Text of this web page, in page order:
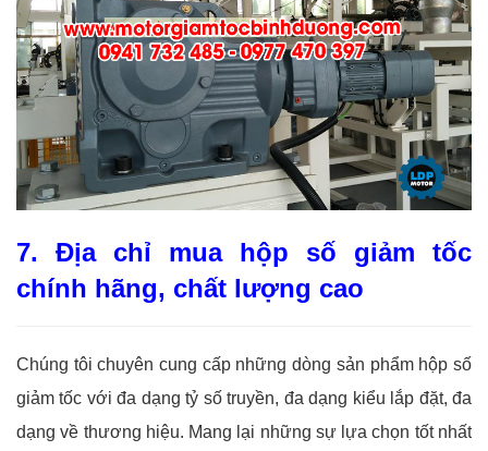
7. Địa chỉ mua hộp số giảm tốc
chính hãng, chất lượng cao
Chúng tôi chuyên cung cấp những dòng sản phẩm hộp số
giảm tốc với đa dạng tỷ số truyền, đa dạng kiểu lắp đặt, đa
dạng về thương hiệu. Mang lại những sự lựa chọn tốt nhất